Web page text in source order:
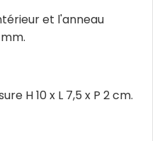
et l'anneau
H 10 x L 7,5 x P 2 cm.